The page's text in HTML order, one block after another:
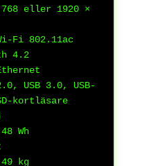
768 eller 1920 ×
Fi 802.11ac
4.2
USB 3.0, USB-
kortläsare
Wh
kg